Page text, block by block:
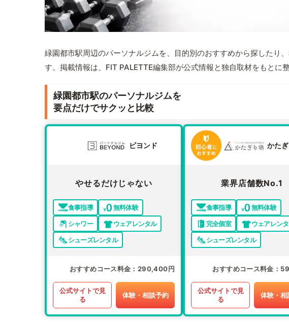
緑園都市駅周辺のパーソナルジムを、目的別のおすすめから探したり
す。掲載情報は、FIT PALETTE編集部が公式情報と独自取材をもとに整
緑園都市駅のパーソナルジムを
要点だけでサクッと比較
ビヨンド
やせるだけじゃない
食事指導
無料体験
シャワー
ウェアレンタル
シューズレンタル
おすすめコース料金 290,400円
公式サイトで見
る
体験・相談予約
かた
業界店舗数No.1
食事指導
無料体験
完全個室
ウェアレン
シューズレンタル
おすすめコース料金
公式サイトで見
る
体験・相